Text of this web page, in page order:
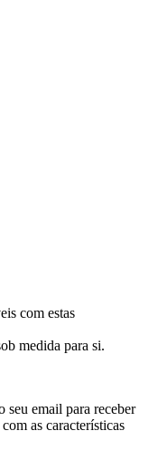
com estas
medida para si.
seu email para receber
as características